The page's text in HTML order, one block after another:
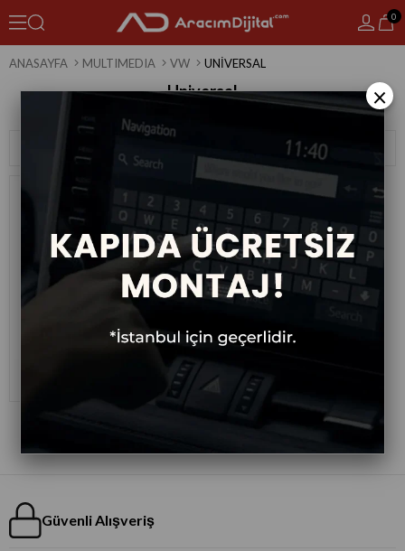
0
ANASAYFA MULTIMEDIA VW UNIVERSAL
Universal
Filtreleme
Güvenli Alışveriş
×